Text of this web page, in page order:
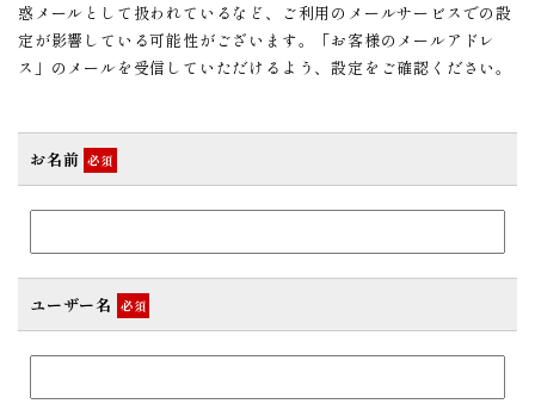
惑メールとして扱われているなど、ご利用のメールサービスでの設
定が影響している可能性がございます。「お客様のメールアドレ
ス」のメールを受信していただけるよう、設定をご確認ください。
お名前 必須
ユーザー名 必須